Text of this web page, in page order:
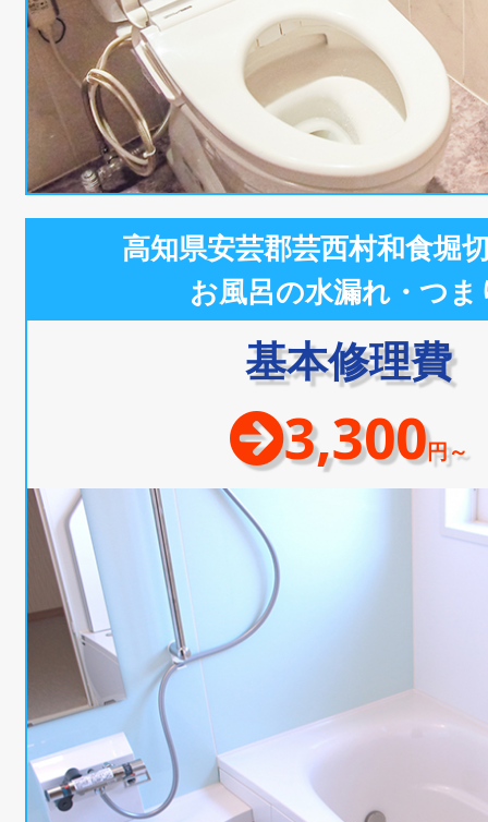
高知県安芸郡芸西村和食堀
お風呂の水漏れ・つま
基本修理費
3,300円～